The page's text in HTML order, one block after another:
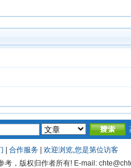
合作服务| 欢迎浏览,您是第位访客
，版权归作者所有! E-mail: